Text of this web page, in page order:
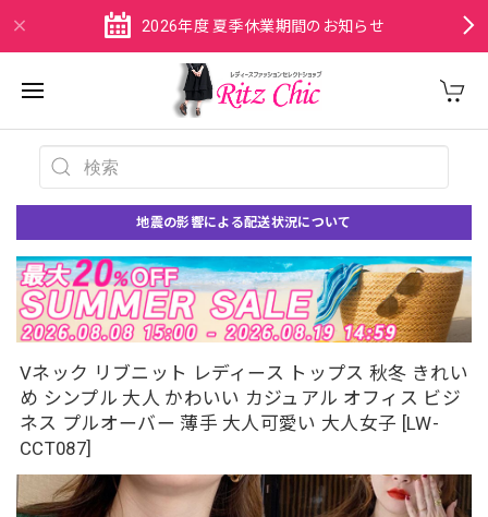
2026年度 夏季休業期間のお知らせ
地震の影響による配送状況について
Vネック リブニット レディース トップス 秋冬 きれい
め シンプル 大人 かわいい カジュアル オフィス ビジ
ネス プルオーバー 薄手 大人可愛い 大人女子 [LW-
CCT087]